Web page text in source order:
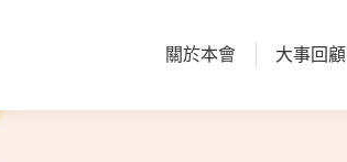
關於本會 大事回顧
關於本會 大事回顧